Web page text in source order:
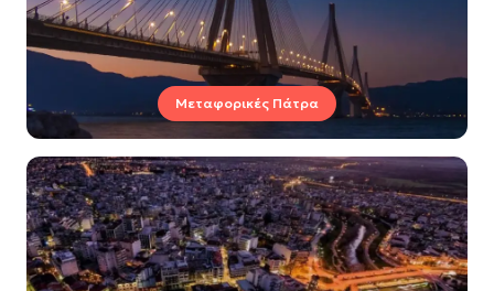
Μεταφορικές Πάτρα